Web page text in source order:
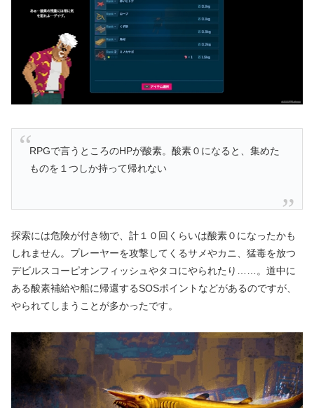
RPGで言うところのHPが酸素。酸素０になると、集めた
ものを１つしか持って帰れない
探索には危険が付き物で、計１０回くらいは酸素０になったかも
しれません。プレーヤーを攻撃してくるサメやカニ、猛毒を放つ
デビルスコーピオンフィッシュやタコにやられたり……。道中に
ある酸素補給や船に帰還するSOSポイントなどがあるのですが、
やられてしまうことが多かったです。